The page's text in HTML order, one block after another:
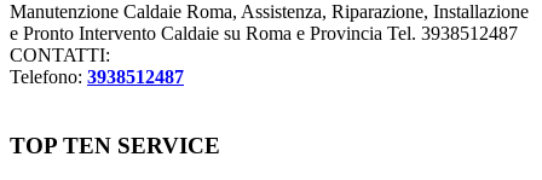
Manutenzione Caldaie Roma, Assistenza, Riparazione, Installazione
e Pronto Intervento Caldaie su Roma e Provincia Tel. 3938512487
CONTATTI:
Telefono: 3938512487
TOP TEN SERVICE